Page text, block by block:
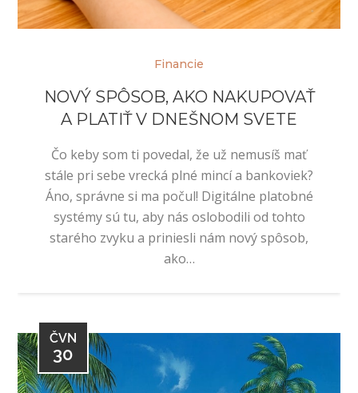
Financie
NOVÝ SPÔSOB, AKO NAKUPOVAŤ
A PLATIŤ V DNEŠNOM SVETE
Čo keby som ti povedal, že už nemusíš mať
stále pri sebe vrecká plné mincí a bankoviek?
Áno, správne si ma počul! Digitálne platobné
systémy sú tu, aby nás oslobodili od tohto
starého zvyku a priniesli nám nový spôsob,
ako…
ČVN
30